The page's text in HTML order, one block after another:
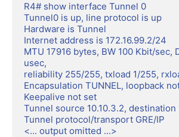
R4# show interface Tunnel 0
Tunnel0 is up, line protocol is up
Hardware is Tunnel
Internet address is 172.16.99.2/24
MTU 17916 bytes, BW 100 Kbit/sec,
usec,
reliability 255/255, txload 1/255,
Encapsulation TUNNEL, loopback
Keepalive not set
Tunnel source 10.10.3.2, destination
Tunnel protocol/transport GRE/IP
<... output omitted ...>